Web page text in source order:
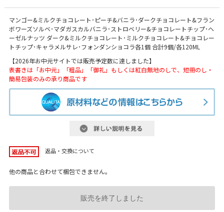
マンゴー&ミルクチョコレート･ピーチ&バニラ･ダークチョコレート&フラン
ボワーズソルベ･マダガスカルバニラ･ストロベリー&チョコレートチップ･ヘ
ーゼルナッツ ダーク&ミルクチョコレート･ミルクチョコレート&チョコレー
トチップ･キャラメルサレ･フォンダンショコラ各1個 合計9個/各120ML
【2026年お中元サイトでは販売予定数に達しました】
表書きは「お中元」「粗品」「御礼」もしくは紅白無地のしで、短冊のし・
簡易包装のみの承り商品です
返品・交換について
他の商品と合わせて梱包できません。
販売を終了しました